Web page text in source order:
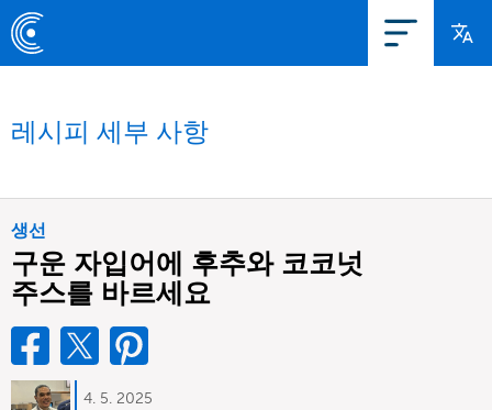
레시피 세부 사항
생선
구운 자입어에 후추와 코코넛
주스를 바르세요
4. 5. 2025